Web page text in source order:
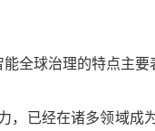
球治理的特点主要
已经在诸多领域成为